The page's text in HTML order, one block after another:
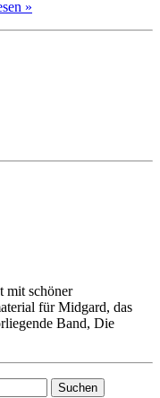
»
mit schöner
für Midgard, das
Band, Die